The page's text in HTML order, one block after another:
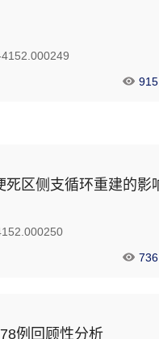
915
死区侧支循环重建的影
736
例回顾性分析